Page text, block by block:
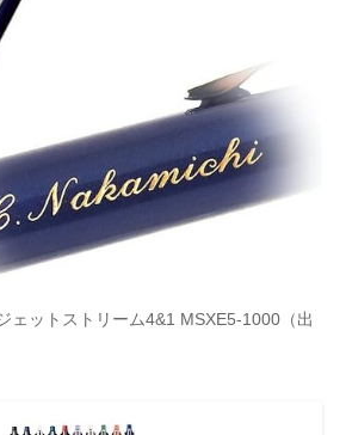
ェットストリーム4&1 MSXE5-1000（出